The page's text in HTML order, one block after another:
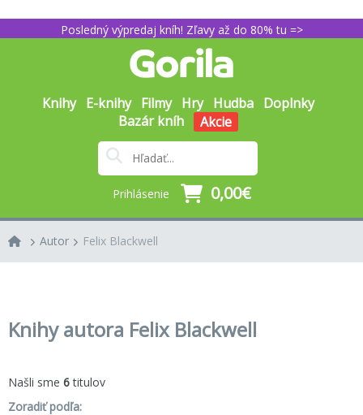
Posledný výpredaj kníh! Zľavy až do 80% tu =>
Knihy E-knihy Filmy Hry Hudba Doplnky
Bazár kníh
Akcie
Prihlásenie 0,00€
Autor Felix Blackwell
Knihy autora Felix Blackwell
Našli sme 6titulov
Zoradiť podľa: